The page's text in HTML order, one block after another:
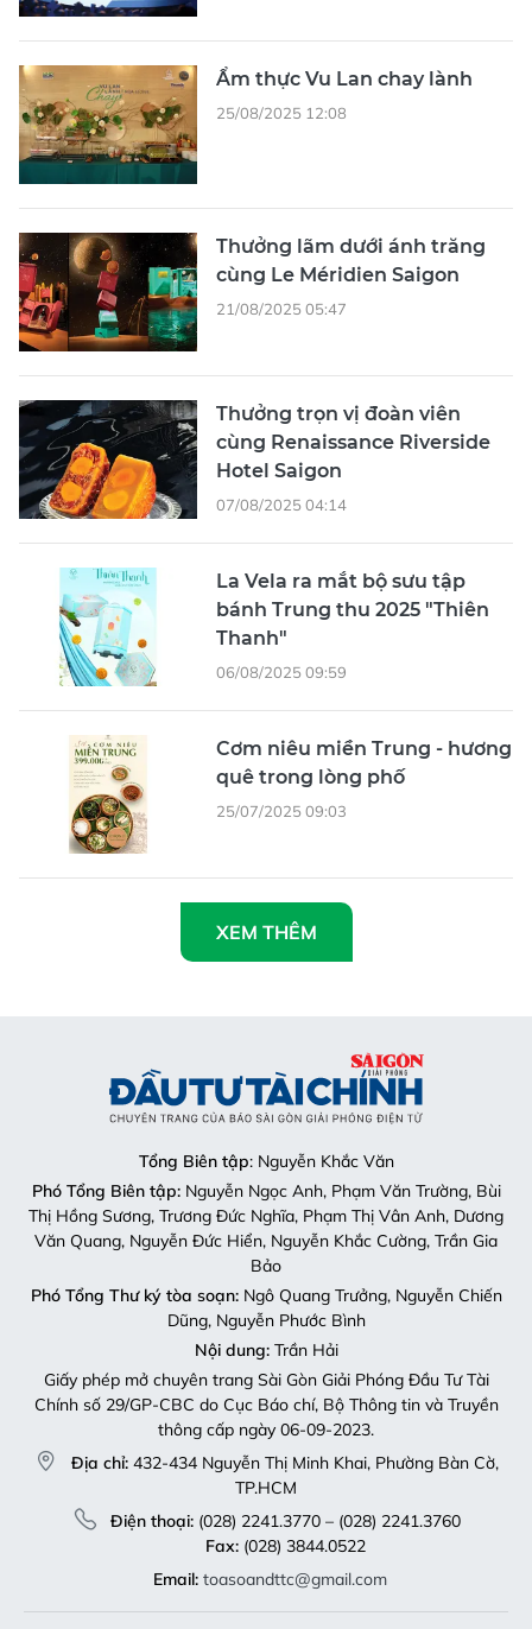
Ẩm thực Vu Lan chay lành
25/08/2025 12:08
Thưởng lãm dưới ánh trăng
cùng Le Méridien Saigon
21/08/2025 05:47
Thưởng trọn vị đoàn viên
cùng Renaissance Riverside
Hotel Saigon
07/08/2025 04:14
La Vela ra mắt bộ sưu tập
bánh Trung thu 2025 "Thiên
Thanh"
06/08/2025 09:59
Cơm niêu miền Trung - hương
quê trong lòng phố
25/07/2025 09:03
XEM THÊM
Tổng Biên tập: Nguyễn Khắc Văn
Phó Tổng Biên tập:Nguyễn Ngọc Anh, Phạm Văn Trường, Bùi
Thị Hồng Sương, Trương Đức Nghĩa, Phạm Thị Vân Anh, Dương
Văn Quang, Nguyễn Đức Hiển, Nguyễn Khắc Cường, Trần Gia
Bảo
Phó Tổng Thư ký tòa soạn:Ngô Quang Trưởng, Nguyễn Chiến
Dũng, Nguyễn Phước Bình
Nội dung:Trần Hải
Giấy phép mở chuyên trang Sài Gòn Giải Phóng Đầu Tư Tài
Chính số 29/GP-CBC do Cục Báo chí, Bộ Thông tin và Truyền
thông cấp ngày 06-09-2023.
Địa chỉ: 432-434 Nguyễn Thị Minh Khai, Phường Bàn Cờ,
TP.HCM
Điện thoại:(028) 2241.3770 – (028) 2241.3760
Fax:(028) 3844.0522
Email: toasoandttc@gmail.com